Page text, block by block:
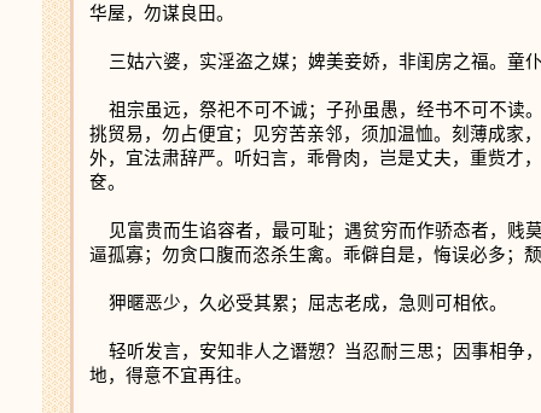
华屋，勿谋良田。
三姑六婆，实淫盗之媒；婢美妾娇，非闺房之福。童
祖宗虽远，祭祀不可不诚；子孙虽愚，经书不可不读
挑贸易，勿占便宜；见穷苦亲邻，须加温恤。刻薄成家
外，宜法肃辞严。听妇言，乖骨肉，岂是丈夫，重赀才
奁。
见富贵而生谄容者，最可耻；遇贫穷而作骄态者，贱
逼孤寡；勿贪口腹而恣杀生禽。乖僻自是，悔误必多；
狎暱恶少，久必受其累；屈志老成，急则可相依。
轻听发言，安知非人之谮愬？当忍耐三思；因事相争
地，得意不宜再往。